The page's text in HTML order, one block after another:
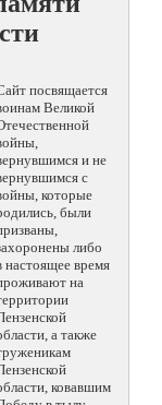
посвящается
Великой
и не
с
которые
были
либо
настоящее время
на
а также
ковавшим